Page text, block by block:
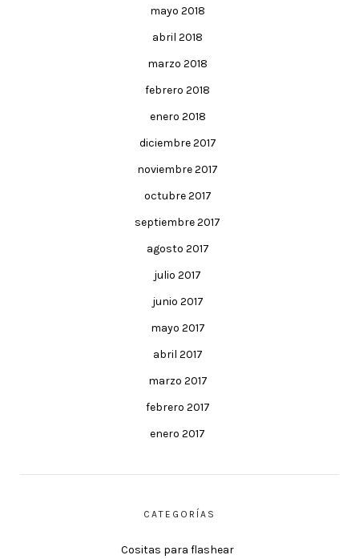
mayo 2018
abril 2018
marzo 2018
febrero 2018
enero 2018
diciembre 2017
noviembre 2017
octubre 2017
septiembre 2017
agosto 2017
julio 2017
junio 2017
mayo 2017
abril 2017
marzo 2017
febrero 2017
enero 2017
CATEGORÍAS
Cositas para flashear